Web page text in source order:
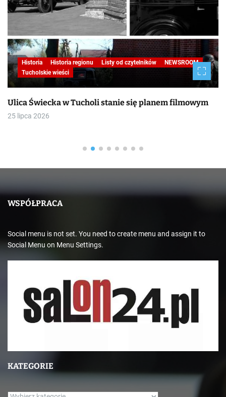
Historia Historia regionu Listy od czytelników
NEWSROOM
Tucholskie wieści
Ulica Świecka w Tucholi stanie się planem filmowym
25 lipca 2026
WSPÓŁPRACA
Social menu is not set. You need to create menu and assign it to
Social Menu on Menu Settings.
KATEGORIE